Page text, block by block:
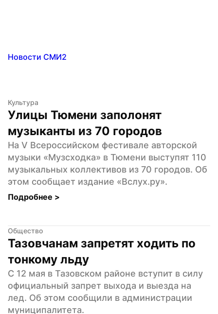
Новости СМИ2
Культура
Улицы Тюмени заполонят
музыканты из 70 городов
На V Всероссийском фестивале авторской
музыки «Музсходка» в Тюмени выступят 110
музыкальных коллективов из 70 городов. Об
этом сообщает издание «Вслух.ру».
Подробнее >
Общество
Тазовчанам запретят ходить по
тонкому льду
С 12 мая в Тазовском районе вступит в силу
официальный запрет выхода и выезда на
лед. Об этом сообщили в администрации
муниципалитета.